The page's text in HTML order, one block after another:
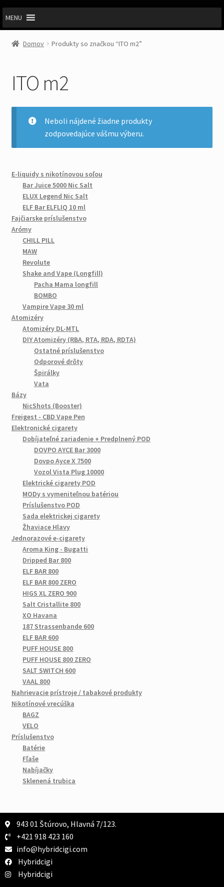
MENU
Domov Produkty so značkou “ITO m2”
ITO m2
Neboli nájdené žiadne produkty
zodpovedajúce vášmu výberu.
E-liquidy s nikotínovou soľou
Bar Juice 5000 Nic Salt
ELUX Legend Nic Salt
ELF Bar ELFLIQ 10 ml
Fajčiarske príslušenstvo
Arómy
CHILL PILL
MAW
Revolute
Shake and Vape (Longfill)
Pacha Mama longfill
BOMBO
Vampire Vape 30 ml
Atomizéry
Atomizéry DL-MTL
DIY Atomizéry (RBA, RTA, RDA, RDTA)
Ostatné príslušenstvo
Odporové drôty
Špirálky
Vata
Bázy
NicShots (Booster)
Freigest - CBD Vape Pen
Elektronické cigarety
Dobíjateľné zariadenie + Predplnený POD
DOVPO AYCE Bar 3000
Dovpo Ayce X 7500
Vozol Vista Plug 10000
Elektrické cigarety POD
MODy s vymeniteľnou batériou
Príslušenstvo POD
Sada elektrickej cigarety
Žhaviace Hlavy
Jednorazové e-cigarety
Aroma King - Bugatti
Dripped Bar 800
ELF BAR 800
ELF BAR 800 ZERO
HIGS XL ZERO 900
Salt Cristallite 800
XO Havana
187 Strassenbande 600
ELF BAR 600
PUFF HOUSE 800
PUFF HOUSE 800 ZERO
SALT SWITCH 600
VAAL 800
Nahrievacie prístroje / tabakové produkty
Nikotínové vrecúška
BAGZ
VELO
Príslušenstvo
Batérie
Fľaše
Nabíjačky
Sklenená trubica
943 01 Štúrovo, Hlavná 7/123.
+421 918 423 160
info@hybridcigi.com
Hybridcigi
Hybridcigi